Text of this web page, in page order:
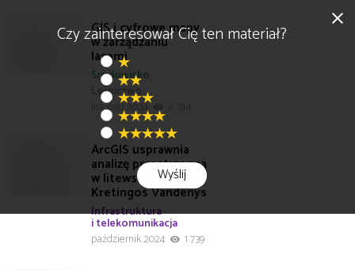
Czy zainteresował Cię ten materiał?
close
Wyślij
GIS i cyfrowe mapy
w zarządzaniu
lasami
Leśnictwo
Środowisko
listopad 2024
ArcGIS usprawnia
analizę przestrzenną
w litewskiej firmie
Kretingos Vandenys
Infrastruktura
i telekomunikacja
październik 2024
1 739